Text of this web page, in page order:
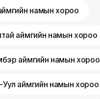
намын хороо
аймгийн намын хороо
аймгийн намын хороо
аймгийн намын хороо